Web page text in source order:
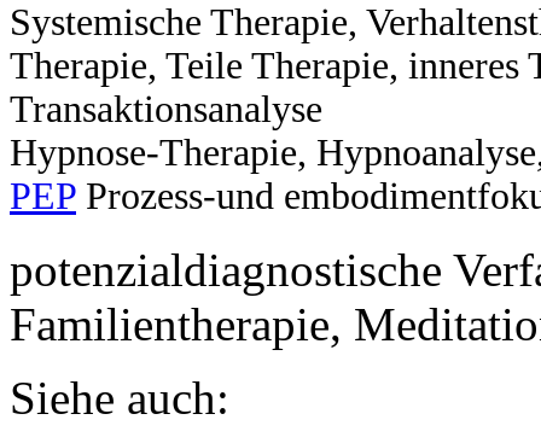
Systemische Therapie,
Therapie, Teile Therapie,
Transaktionsanalyse
Hypnose-Therapie,
PEP Prozess-und
potenzialdiagnostische
Familientherapie,
Siehe auch: